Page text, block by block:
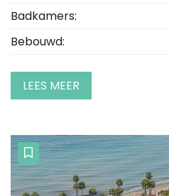
Badkamers:
Bebouwd:
LEES MEER